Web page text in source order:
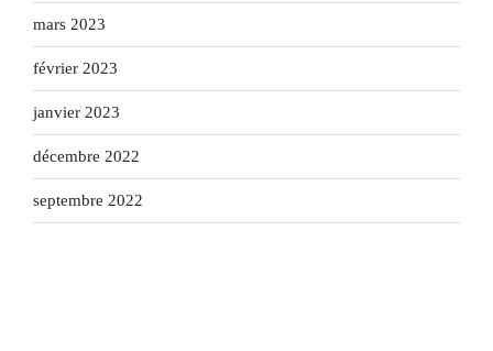
mars 2023
février 2023
janvier 2023
décembre 2022
septembre 2022